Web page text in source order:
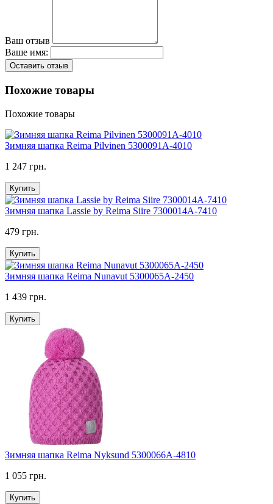
Ваш отзыв
Ваше имя:
Оставить отзыв
Похожие товары
Похожие товары
Зимняя шапка Reima Pilvinen 5300091A-4010
1 247 грн.
Купить
Зимняя шапка Lassie by Reima Siire 7300014A-7410
479 грн.
Купить
Зимняя шапка Reima Nunavut 5300065A-2450
1 439 грн.
Купить
Зимняя шапка Reima Nyksund 5300066A-4810
1 055 грн.
Купить